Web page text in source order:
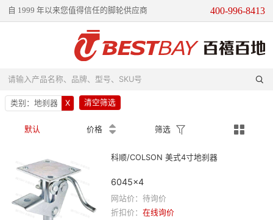
自 1999 年以来您值得信任的脚轮供应商 400-996-8413
请输入产品名称、品牌、型号、SKU号 
类别： 地刹器 X 清空筛选
默认 价格 
 筛选  
科顺/COLSON 美式4寸地刹器
6045×4
网站价：待询价
折扣价： 在线询价